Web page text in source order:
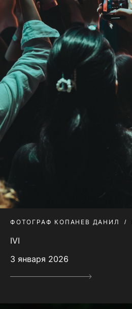
ФОТОГРАФ КОПАНЕВ ДАНИЛ
IVI
3 января 2026